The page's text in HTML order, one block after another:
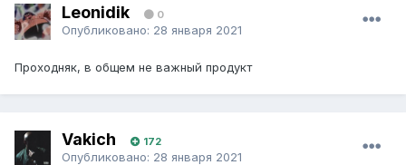
Leonidik 0
Опубликовано: 28 января 2021
Проходняк, в общем не важный продукт
Vakich 172
Опубликовано: 28 января 2021